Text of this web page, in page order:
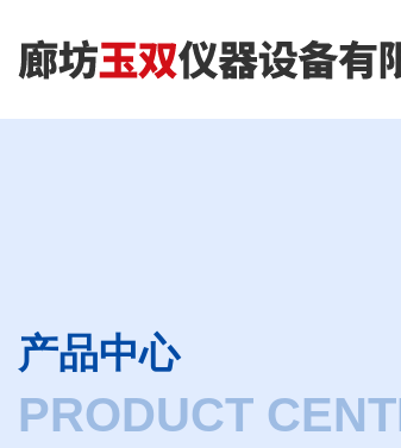
产品中心
PRODUCT